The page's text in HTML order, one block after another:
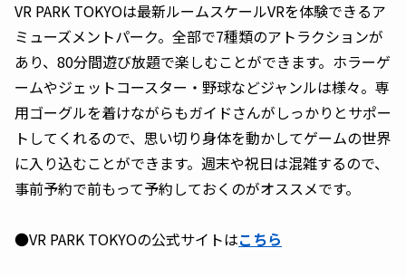
VR PARK TOKYOは最新ルームスケールVRを体験できるア
ミューズメントパーク。全部で7種類のアトラクションが
あり、80分間遊び放題で楽しむことができます。ホラーゲ
ームやジェットコースター・野球などジャンルは様々。専
用ゴーグルを着けながらもガイドさんがしっかりとサポー
トしてくれるので、思い切り身体を動かしてゲームの世界
に入り込むことができます。週末や祝日は混雑するので、
事前予約で前もって予約しておくのがオススメです。
●VR PARK TOKYOの公式サイトはこちら